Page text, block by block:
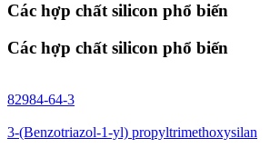
Các hợp chất silicon phổ biến
Các hợp chất silicon phổ biến
82984-64-3
3-(Benzotriazol-1-yl) propyltrimethoxysilan